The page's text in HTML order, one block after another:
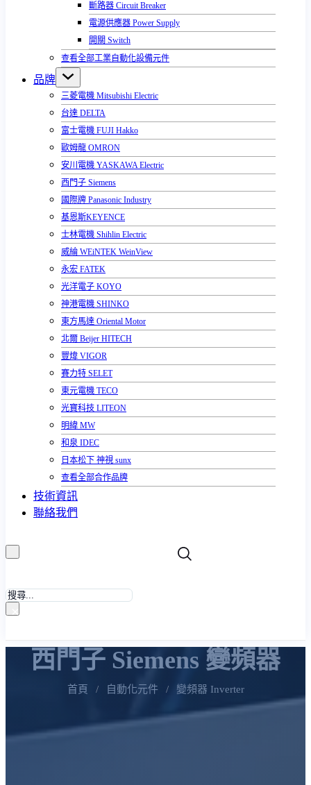
斷路器 Circuit Breaker
電源供應器 Power Supply
開關 Switch
查看全部工業自動化設備元件
品牌
三菱電機 Mitsubishi Electric
台達 DELTA
富士電機 FUJI Hakko
歐姆龍 OMRON
安川電機 YASKAWA Electric
西門子 Siemens
國際牌 Panasonic Industry
基恩斯KEYENCE
士林電機 Shihlin Electric
威綸 WEiNTEK WeinView
永宏 FATEK
光洋電子 KOYO
神港電機 SHINKO
東方馬達 Oriental Motor
北爾 Beijer HITECH
豐煒 VIGOR
賽力特 SELET
東元電機 TECO
光寶科技 LITEON
明緯 MW
和泉 IDEC
日本松下 神視 sunx
查看全部合作品牌
技術資訊
聯絡我們
搜
×
西門子 Siemens 變頻器
首頁 / 自動化元件 / 變頻器 Inverter